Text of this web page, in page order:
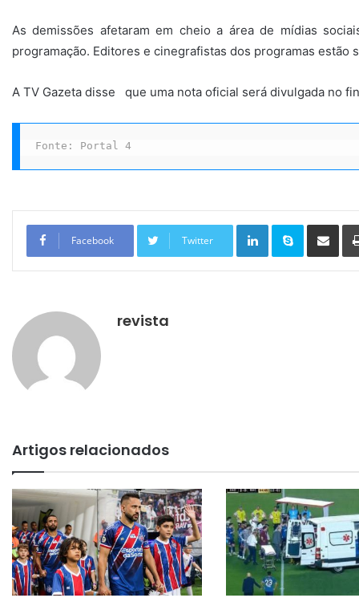
As demissões afetaram em cheio a área de mídias
programação. Editores e cinegrafistas dos programas estão
A TV Gazeta disse que uma nota oficial será divulgada no
Fonte: Portal 4
Facebook Twitter
Linkedin Skype
revista
Artigos relacionados